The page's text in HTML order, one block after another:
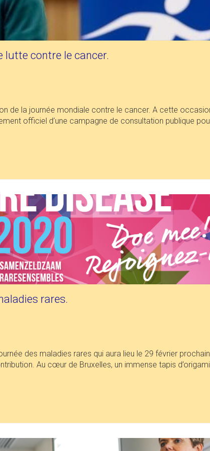
lutte contre le cancer.
de la journée mondiale contre le cancer. A cette
officiel d’une campagne de consultation publique
rares.
des maladies rares qui aura lieu le 29 février
Au cœur de Bruxelles, un immense tapis